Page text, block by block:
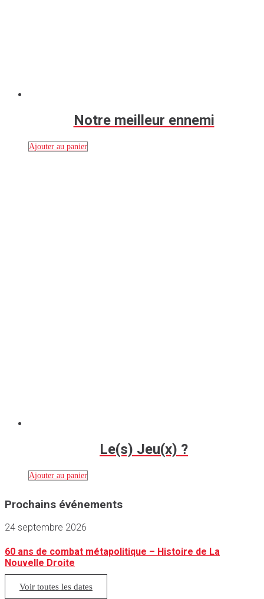
Notre meilleur ennemi
Ajouter au panier
Le(s) Jeu(x) ?
Ajouter au panier
Prochains événements
24 septembre 2026
60 ans de combat métapolitique – Histoire de La
Nouvelle Droite
Voir toutes les dates